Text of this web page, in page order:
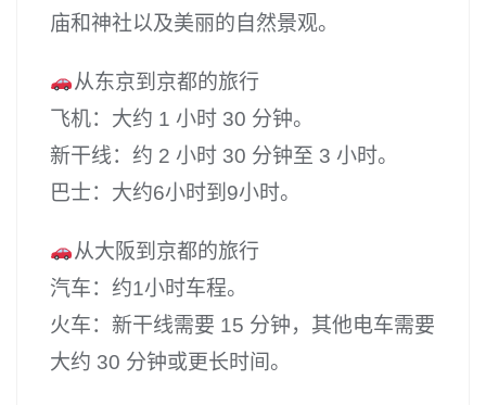
庙和神社以及美丽的自然景观。
从东京到京都的旅行
飞机：大约 1 小时 30 分钟。
新干线：约 2 小时 30 分钟至 3 小时。
巴士：大约6小时到9小时。
从大阪到京都的旅行
汽车：约1小时车程。
火车：新干线需要 15 分钟，其他电车需要
大约 30 分钟或更长时间。